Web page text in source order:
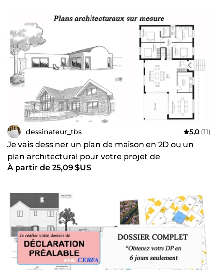
dessinateur_tbs 5,0 (11)
Je vais dessiner un plan de maison en 2D ou un
plan architectural pour votre projet de
construction maison
À partir de 25,09 $US